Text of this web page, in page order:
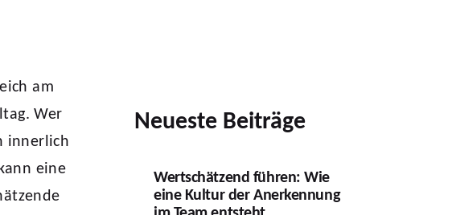
am
Wer
innerlich
eine
Neueste Beiträge
Wertschätzend führen: Wie
eine Kultur der Anerkennung